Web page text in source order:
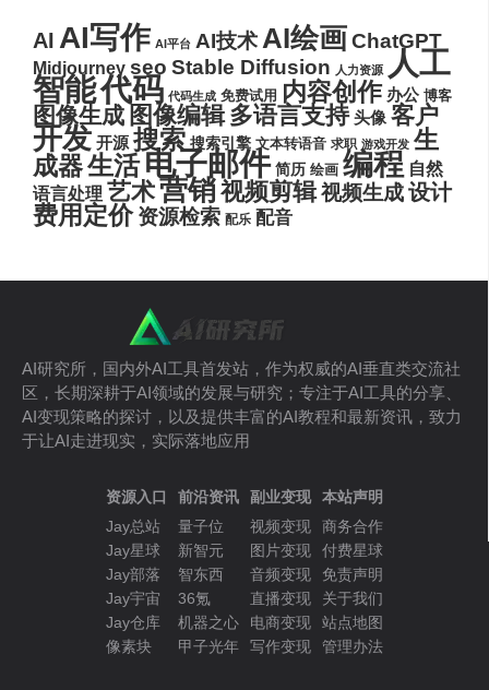
AI AI写作 AI平台 AI技术 AI绘画ChatGPT
Midjourney seo Stable Diffusion 人力资源 人工
智能代码 代码生成 免费试用 内容创作 办公 博客
图像生成 图像编辑 多语言支持 头像 客户
开发 开源 搜索 搜索引擎 文本转语音 求职 游戏开发 生
成器生活电子邮件 简历 绘画 编程 自然
语言处理 艺术营销视频剪辑视频生成设计
费用定价 资源检索 配乐 配音
AI研究所，国内外AI工具首发站，作为权威的AI垂直类交流社
区，长期深耕于AI领域的发展与研究；专注于AI工具的分享、
AI变现策略的探讨，以及提供丰富的AI教程和最新资讯，致力
于让AI走进现实，实际落地应用
资源入口
Jay总站
Jay星球
Jay部落
Jay宇宙
Jay仓库
像素块
前沿资讯
量子位
新智元
智东西
36氪
机器之心
甲子光年
副业变现
视频变现
图片变现
音频变现
直播变现
电商变现
写作变现
本站声明
商务合作
付费星球
免责声明
关于我们
站点地图
管理办法